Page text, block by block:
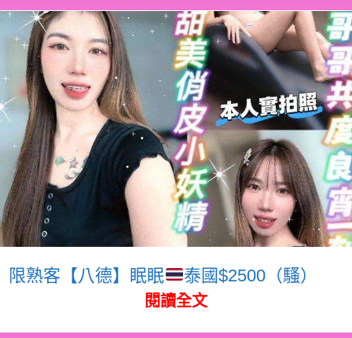
限熟客【八德】眠眠 泰國$2500（騷）
閱讀全文